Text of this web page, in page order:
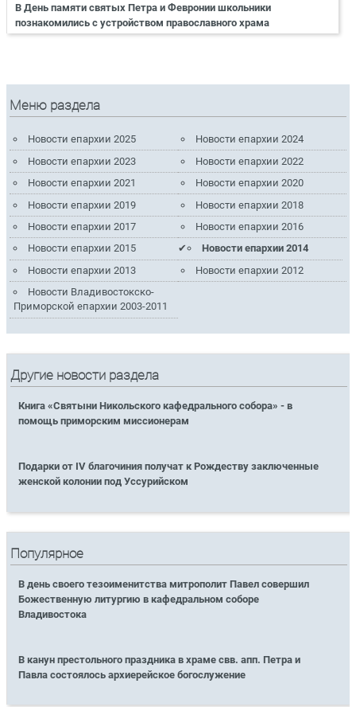
В День памяти святых Петра и Февронии школьники
познакомились с устройством православного храма
Меню раздела
Новости епархии 2025
Новости епархии 2024
Новости епархии 2023
Новости епархии 2022
Новости епархии 2021
Новости епархии 2020
Новости епархии 2019
Новости епархии 2018
Новости епархии 2017
Новости епархии 2016
Новости епархии 2015
Новости епархии 2014
Новости епархии 2013
Новости епархии 2012
Новости Владивостокско-
Приморской епархии 2003-2011
Другие новости раздела
Книга «Святыни Никольского кафедрального собора» - в
помощь приморским миссионерам
Подарки от IV благочиния получат к Рождеству заключенные
женской колонии под Уссурийском
Популярное
В день своего тезоименитства митрополит Павел совершил
Божественную литургию в кафедральном соборе
Владивостока
В канун престольного праздника в храме свв. апп. Петра и
Павла состоялось архиерейское богослужение